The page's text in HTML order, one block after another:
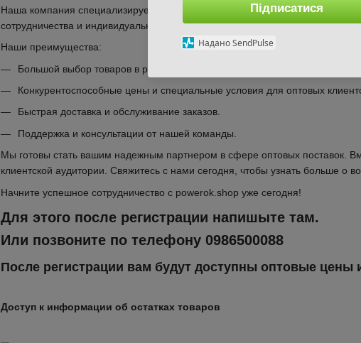
Наша компания специализируется на оптовых поставках этих
сотрудничества и индивидуальный подход к каждому клиенту. Оптовые
Наши преимущества:
Большой выбор товаров в различных категориях.
Конкурентоспособные цены и специальные условия для оптовых
Быстрая доставка и обслуживание заказов.
Поддержка и консультации от нашей команды.
Мы готовы стать вашим надежным партнером в сфере оптовых поставок.
клиентской аудитории. Свяжитесь с нами сегодня, чтобы узнать больше о
Начните успешное сотрудничество с powerok.shop уже сегодня!
Для этого после регистрации напишыте там.
Или позвоните по телефону 0986500088
После регистрации вам будут доступны оптовые цены
Доступ к информации об остатках товаров
Підписатися
Надано SendPulse